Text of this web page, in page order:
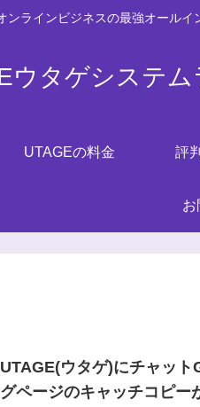
ンラインビジネスの最強オール
ウタゲシステ
UTAGEの料金 評
お
UTAGE(ウタゲ)にチャッ
グページのキャッチコピー